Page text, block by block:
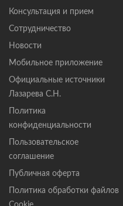
Консультация и прием
Сотрудничество
Новости
Мобильное приложение
Официальные источники
Лазарева С.Н.
Политика
конфиденциальности
Пользовательское
соглашение
Публичная оферта
Политика обработки файлов